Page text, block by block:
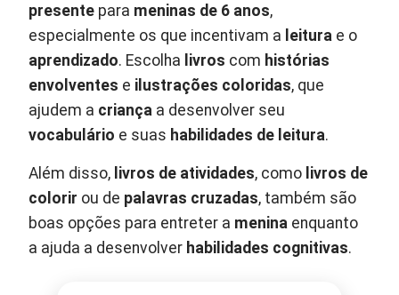
presente para meninas de 6 anos,
especialmente os que incentivam a leitura e o
aprendizado. Escolha livros com histórias
envolventes e ilustrações coloridas, que
ajudem a criança a desenvolver seu
vocabulário e suas habilidades de leitura.
Além disso, livros de atividades, como livros de
colorir ou de palavras cruzadas, também são
boas opções para entreter a menina enquanto
a ajuda a desenvolver habilidades cognitivas.